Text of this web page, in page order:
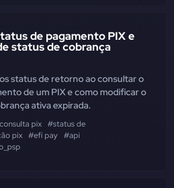
de pagamento PIX e
status de cobrança
status de retorno ao consultar o
de um PIX e como modificar o
ativa expirada.
pix #status de
pix #efí pay #api